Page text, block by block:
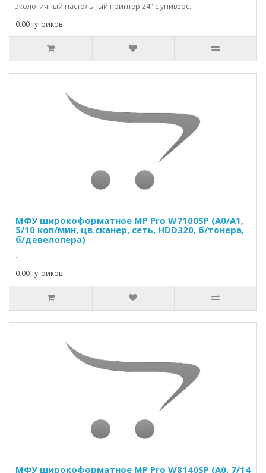
экологичный настольный принтер 24" с универс..
0.00 тугриков
МФУ широкоформатное MP Pro W7100SP (A0/А1,
5/10 коп/мин, цв.сканер, сеть, HDD320, б/тонера,
б/девелопера)
..
0.00 тугриков
МФУ широкоформатное MP Pro W8140SP (A0, 7/14